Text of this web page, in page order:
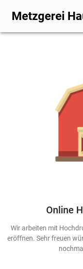
Metzgerei
Online
Wir arbeiten mit
eröffnen. Sehr freuen